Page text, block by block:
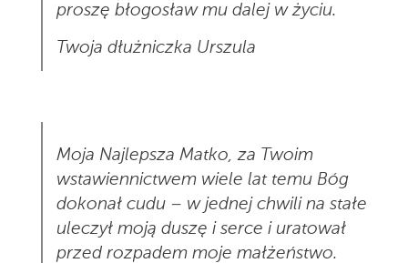
proszę błogosław mu dalej w życiu.
Twoja dłużniczka Urszula
Moja Najlepsza Matko, za Twoim
wstawiennictwem wiele lat temu Bóg
dokonał cudu – w jednej chwili na stałe
uleczył moją duszę i serce i uratował
przed rozpadem moje małżeństwo.